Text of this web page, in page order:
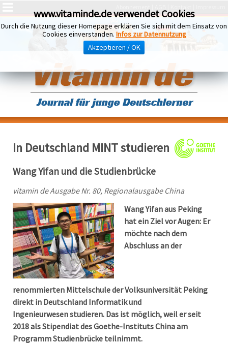
In Deutschland MINT studieren
Wang Yifan und die Studienbrücke
vitamin de Ausgabe Nr. 80, Regionalausgabe China
Wang Yifan aus Peking
hat ein Ziel vor Augen: Er
möchte nach dem
Abschluss an der
renommierten Mittelschule der Volksuniversität Peking
direkt in Deutschland Informatik und
Ingenieurwesen studieren. Das ist möglich, weil er seit
2018 als Stipendiat des Goethe-Instituts China am
Programm Studienbrücke teilnimmt.
www.vitaminde.de verwendet Cookies
Durch die Nutzung dieser Homepage erklären Sie sich mit dem Einsatz von
Cookies einverstanden. Infos zur Datennutzung
Akzeptieren / OK